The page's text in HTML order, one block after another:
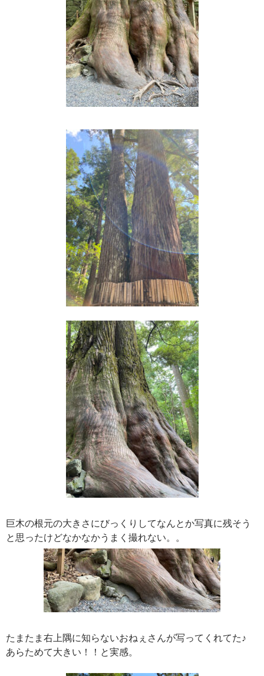
巨木の根元の大きさにびっくりしてなんとか写真に残そう
と思ったけどなかなかうまく撮れない。。
たまたま右上隅に知らないおねぇさんが写ってくれてた♪
あらためて大きい！！と実感。